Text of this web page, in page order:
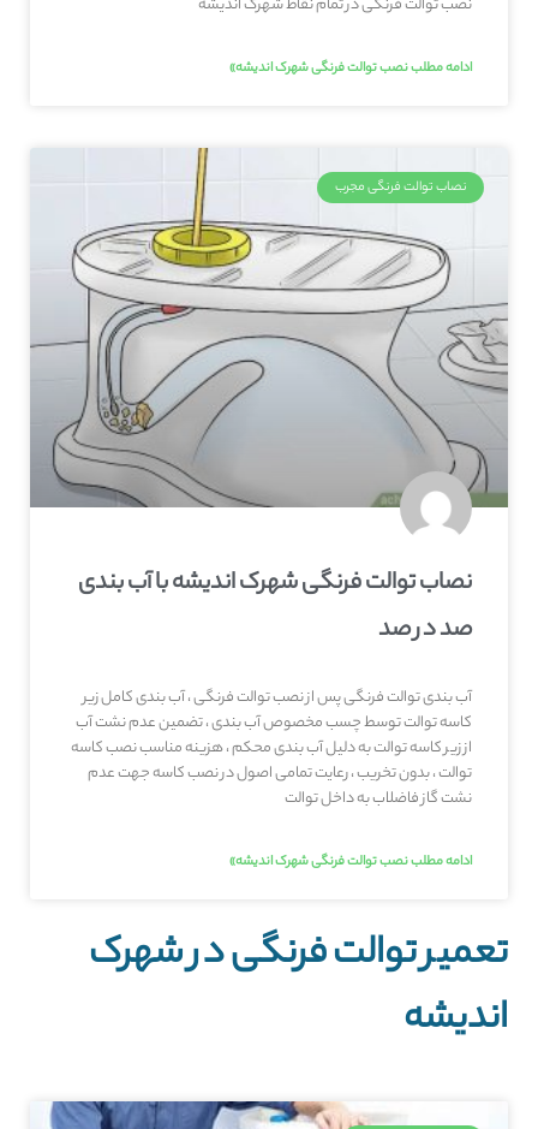
نصب توالت فرنگی در تمام نقاط شهرک اندیشه
ادامه مطلب نصب توالت فرنگی شهرک اندیشه»
نصاب توالت فرنگی مجرب
نصاب توالت فرنگی شهرک اندیشه با آب بندی
صد در صد
آب بندی توالت فرنگی پس از نصب توالت فرنگی ، آب بندی کامل زیر
کاسه توالت توسط چسب مخصوص آب بندی ، تضمین عدم نشت آب
از زیر کاسه توالت به دلیل آب بندی محکم ، هزینه مناسب نصب کاسه
توالت ، بدون تخریب ، رعایت تمامی اصول در نصب کاسه جهت عدم
نشت گاز فاضلاب به داخل توالت
ادامه مطلب نصب توالت فرنگی شهرک اندیشه»
تعمیر توالت فرنگی در شهرک
اندیشه